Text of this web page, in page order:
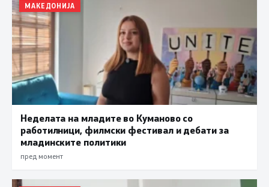
МАКЕДОНИЈА
Неделата на младите во Куманово со
работилници, филмски фестивал и дебати за
младинските политики
пред момент